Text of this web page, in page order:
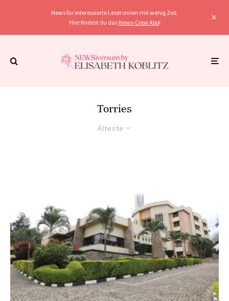
News für interessierte Leser:innen mit wenig Zeit.
Hier findest du das News-Crew Abo!
Torries
Älteste